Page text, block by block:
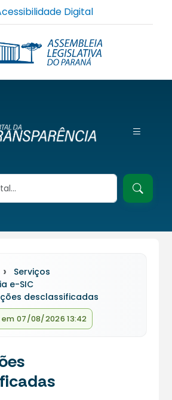
Digital
Serviços
e-SIC
desclassificadas
07/08/2026 13:42